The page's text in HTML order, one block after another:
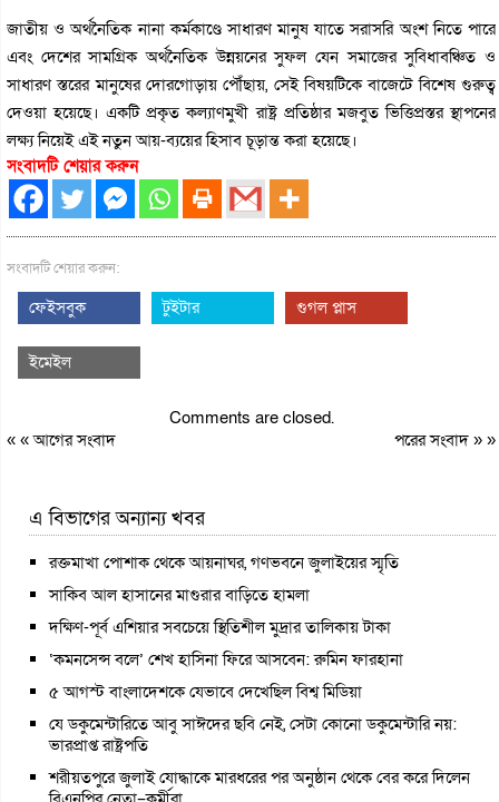
জাতীয় ও অর্থনৈতিক নানা কর্মকাণ্ডে সাধারণ মানুষ যাতে সরাসরি অংশ নিতে পারে
এবং দেশের সামগ্রিক অর্থনৈতিক উন্নয়নের সুফল যেন সমাজের সুবিধাবঞ্চিত ও
সাধারণ স্তরের মানুষের দোরগোড়ায় পৌঁছায়, সেই বিষয়টিকে বাজেটে বিশেষ গুরুত্ব
দেওয়া হয়েছে। একটি প্রকৃত কল্যাণমুখী রাষ্ট্র প্রতিষ্ঠার মজবুত ভিত্তিপ্রস্তর স্থাপনের
লক্ষ্য নিয়েই এই নতুন আয়-ব্যয়ের হিসাব চূড়ান্ত করা হয়েছে।
সংবাদটি শেয়ার করুন
সংবাদটি শেয়ার করুন:
ফেইসবুক টুইটার গুগল প্লাস
ইমেইল
Comments are closed.
« «আগের সংবাদ পরের সংবাদ» »
এ বিভাগের অন্যান্য খবর
রক্তমাখা পোশাক থেকে আয়নাঘর, গণভবনে জুলাইয়ের স্মৃতি
সাকিব আল হাসানের মাগুরার বাড়িতে হামলা
দক্ষিণ-পূর্ব এশিয়ার সবচেয়ে স্থিতিশীল মুদ্রার তালিকায় টাকা
‘কমনসেন্স বলে’ শেখ হাসিনা ফিরে আসবেন: রুমিন ফারহানা
৫ আগস্ট বাংলাদেশকে যেভাবে দেখেছিল বিশ্ব মিডিয়া
যে ডকুমেন্টারিতে আবু সাঈদের ছবি নেই, সেটা কোনো ডকুমেন্টারি নয়:
ভারপ্রাপ্ত রাষ্ট্রপতি
শরীয়তপুরে জুলাই যোদ্ধাকে মারধরের পর অনুষ্ঠান থেকে বের করে দিলেন